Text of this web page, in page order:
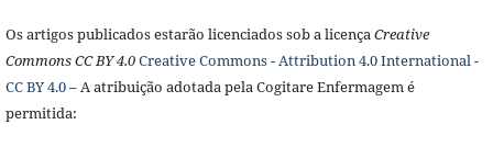
Os artigos publicados estarão licenciados sob a licençaCreative
Commons CC BY 4.0Creative Commons - Attribution 4.0 International -
CC BY 4.0– A atribuição adotada pela Cogitare Enfermagem é
permitida: